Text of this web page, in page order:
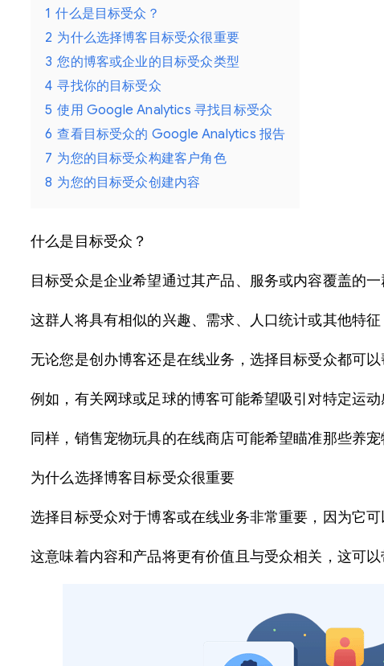
1 什么是目标受众？
2 为什么选择博客目标受众很重要
3 您的博客或企业的目标受众类型
4 寻找你的目标受众
5 使用 Google Analytics 寻找目标受众
6 查看目标受众的 Google Analytics 报告
7 为您的目标受众构建客户角色
8 为您的目标受众创建内容
什么是目标受众？
目标受众是企业希望通过其产品、服务或内容覆盖的一
这群人将具有相似的兴趣、需求、人口统计或其他特
无论您是创办博客还是在线业务，选择目标受众都可
例如，有关网球或足球的博客可能希望吸引对特定运
同样，销售宠物玩具的在线商店可能希望瞄准那些养
为什么选择博客目标受众很重要
选择目标受众对于博客或在线业务非常重要，因为它
这意味着内容和产品将更有价值且与受众相关，这可